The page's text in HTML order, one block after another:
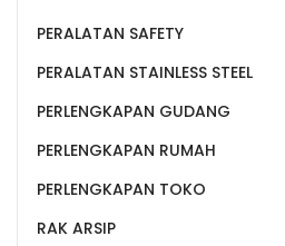
PERALATAN SAFETY
PERALATAN STAINLESS STEEL
PERLENGKAPAN GUDANG
PERLENGKAPAN RUMAH
PERLENGKAPAN TOKO
RAK ARSIP